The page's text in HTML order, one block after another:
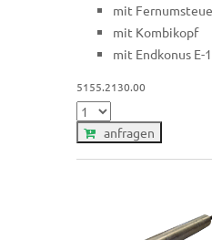
mit
mit Kombikopf
mit Endkonus E-
5155.2130.00
anfragen